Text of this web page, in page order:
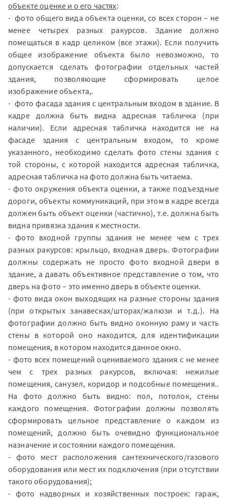
объекте оценке и о его частях:
- фото общего вида объекта оценки, со всех сторон – не
менее четырех разных ракурсов. Здание должно
помещаться в кадр целиком (все этажи). Если получить
общее изображение объекта было невозможно, то
допускается сделать фотографии отдельных частей
здания, позволяющие сформировать целое
изображение объекта,.
- фото фасада здания с центральным входом в здание. В
кадре должна быть видна адресная табличка (при
наличии). Если адресная табличка находится не на
фасаде здания с центральным входом, то кроме
указанного, необходимо сделать фото стены здания с
той стороны, с которой находится адресная табличка,
адресная табличка на фото должна быть читаема.
- фото окружения объекта оценки, а также подъездные
дороги, объекты коммуникаций, при этом в кадре всегда
должен быть объект оценки (частично), т.е. должна быть
видна привязка здания к местности.
- фото входной группы здания не менее чем с трех
разных ракурсов: крыльцо, входная дверь. Фотографии
должны содержать не просто фото входной двери в
здание, а давать объективное представление о том, что
дверь на фото – это именно дверь в объекте оценки.
- фото вида окон выходящих на разные стороны здания
(при открытых занавесках/шторах/жалюзи и т.д.). На
фотографии должно быть видно оконную раму и часть
стены в которой оно находится, для идентификации
помещения, в котором находится данное окно.
- фото всех помещений оцениваемого здания с не менее
чем с трех разных ракурсов, включая: нежилые
помещения, санузел, коридор и подсобные помещения..
На фото должно быть видно: пол, потолок, стены
каждого помещения. Фотографии должны позволять
сформировать цельное представление о каждом из
помещений, должно быть очевидно функциональное
назначение и состоянии каждого помещения.
- фото мест расположения сантехнического/газового
оборудования или мест их подключения (при отсутствии
такого оборудования);
- фото надворных и хозяйственных построек: гараж,